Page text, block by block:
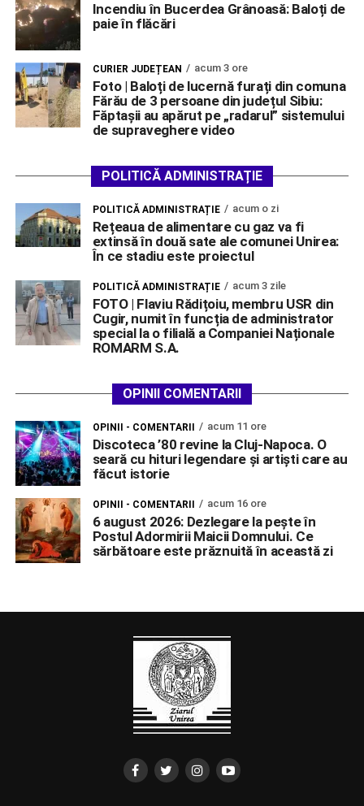
Incendiu în Bucerdea Grânoasă: Baloți de
paie în flăcări
CURIER JUDEȚEAN acum 3 ore
Foto | Baloți de lucernă furați din comuna
Fărău de 3 persoane din județul Sibiu:
Făptașii au apărut pe „radarul” sistemului
de supraveghere video
POLITICĂ ADMINISTRAȚIE
POLITICĂ ADMINISTRAȚIE acum o zi
Rețeaua de alimentare cu gaz va fi
extinsă în două sate ale comunei Unirea:
În ce stadiu este proiectul
POLITICĂ ADMINISTRAȚIE acum 3 zile
FOTO | Flaviu Rădițoiu, membru USR din
Cugir, numit în funcția de administrator
special la o filială a Companiei Naționale
ROMARM S.A.
OPINII COMENTARII
OPINII - COMENTARII acum 11 ore
Discoteca ’80 revine la Cluj-Napoca. O
seară cu hituri legendare și artiști care au
făcut istorie
OPINII - COMENTARII acum 16 ore
6 august 2026: Dezlegare la pește în
Postul Adormirii Maicii Domnului. Ce
sărbătoare este prăznuită în această zi